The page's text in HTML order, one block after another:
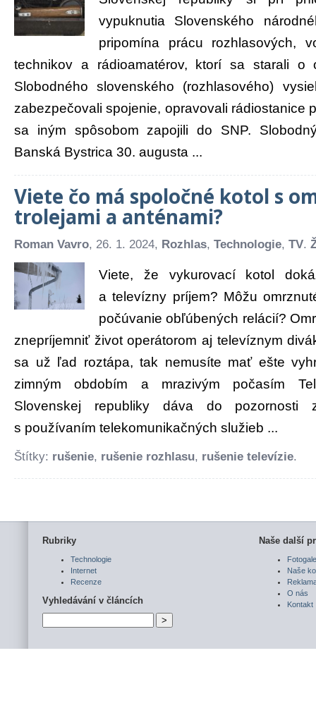
vypuknutia Slovenského
pripomína prácu rozhlasových,
technikov a rádioamatérov, ktorí sa starali o
Slobodného slovenského (rozhlasového)
zabezpečovali spojenie, opravovali rádiostanice
sa iným spôsobom zapojili do SNP.
Banská Bystrica 30. augusta ...
Viete čo má spoločné kotol s
trolejami a anténami?
Roman Vavro, 26. 1. 2024, Rozhlas, Technologie, TV.
Viete, že vykurovací kotol
a televízny príjem? Môžu
počúvanie obľúbených relácií?
znepríjemniť život operátorom aj televíznym
sa už ľad roztápa, tak nemusíte mať ešte
zimným obdobím a mrazivým počasím
Slovenskej republiky dáva do pozornosti
s používaním telekomunikačných služieb ...
Štítky: rušenie, rušenie rozhlasu, rušenie televízie.
Rubriky
Technologie
Internet
Recenze
Vyhledávání v článcích
Naše další
Naše
O nás
Kontakt